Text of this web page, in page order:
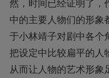
然，时间已经证明了，
中的主要人物们的形
于小林靖子对剧中各个
把设定中比较扁平的人
从而让人物的艺术形